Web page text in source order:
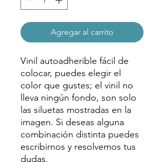
Agregar al carrito
Vinil autoadherible fácil de
colocar, puedes elegir el
color que gustes; el vinil no
lleva ningún fondo, son solo
las siluetas mostradas en la
imagen. Si deseas alguna
combinación distinta puedes
escribirnos y resolvemos tus
dudas.